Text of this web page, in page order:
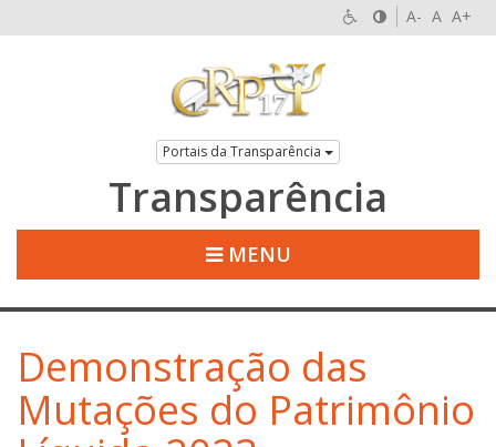
A- A A+
Portais da Transparência
Transparência
MENU
Demonstração das
Mutações do Patrimônio